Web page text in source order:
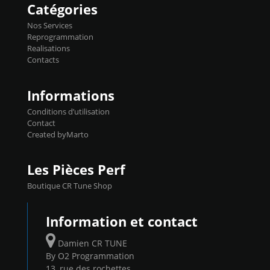
précise et performante. Vous pourrez
basculer de la carto sans plomb à Ethanol à
l'aide du flashpro OPTION ECONOMIQUES
Reprog SP 98 sur le calculateur d'origine
450€ TTC Un gain d'environ 10cv et 15nm
Catégories
Nos Services
Reprogrammation
Realisations
Contacts
Informations
Conditions d’utilisation
Contact
Created byMarto
Les Pièces Perf
Boutique CR Tune Shop
Information et contact
Damien CR TUNE
By O2 Programmation